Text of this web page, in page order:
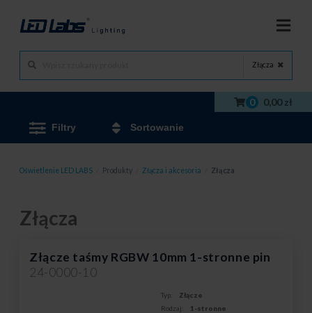
Złącza
0 0,00 zł
Filtry Sortowanie
Oświetlenie LED LABS Produkty Złącza i akcesoria Złącza
Złącza
Złącze taśmy RGBW 10mm 1-stronne pin
24-0000-10
Typ:
Złącze
Rodzaj:
1-stronne